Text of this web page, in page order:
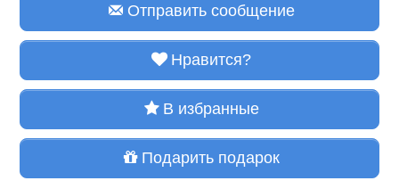
Отправить сообщение
Нравится?
В избранные
Подарить подарок